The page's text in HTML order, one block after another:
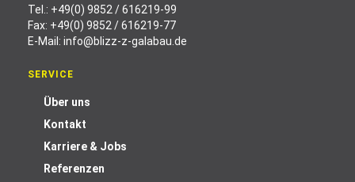
Tel.: +49(0) 9852 / 616219-99
Fax: +49(0) 9852 / 616219-77
E-Mail: info@blizz-z-galabau.de
SERVICE
Über uns
Kontakt
Karriere & Jobs
Referenzen